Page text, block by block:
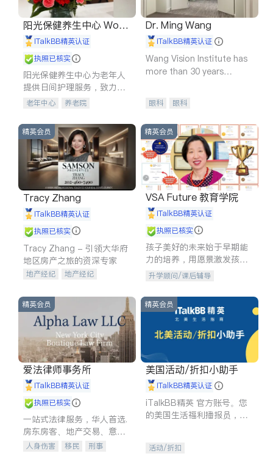
阳光保健养生中心 World
shine
iTalkBB精英认证
执照已核实
阳光保健养生中心为老年人
提供日间护理服务，致力于
通过持续的护理创新来有效
老年中心 养老院
Dr. Ming Wang
iTalkBB精英认证
Wang Vision Institute has
more than 30 years
眼科 眼科
精英会员
Tracy Zhang
iTalkBB精英认证
执照已核实
Tracy Zhang - 引领大华府
地区房产之旅的资深专家
地产经纪
地产经纪
商铺租售
精英会员
VSA Future 教育学院
iTalkBB精英认证
执照已核实
孩子美好的未来始于早期能
力的培养，用愿景激发孩子
的学习潜力和动力。理念：
拥有成长型心态是成功的基
石。
升学顾问/课后辅导
精英会员
爱法律师事务所
iTalkBB精英认证
执照已核实
一站式法律服务，华人首选.
房东房客、地产交易、意外
伤害、车祸重伤、商业诉
人身伤害 移民
刑事
精英会员
美国活动/折扣小助手
iTalkBB精英认证
iTalkBB精英 官方账号。您
的美国生活福利播报员，精
专属福利。
活动/折扣